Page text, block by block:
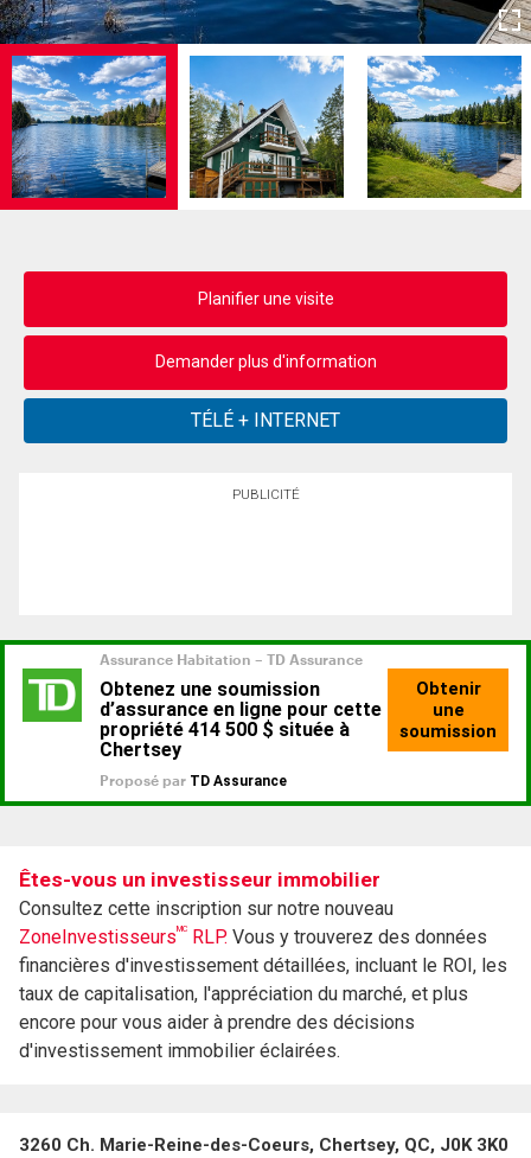
Planifier une visite
Demander plus d'information
PUBLICITÉ
Êtes-vous un investisseur immobilier
Consultez cette inscription sur notre nouveau
ZoneInvestisseursMC RLP. Vous y trouverez des données
financières d'investissement détaillées, incluant le ROI, les
taux de capitalisation, l'appréciation du marché, et plus
encore pour vous aider à prendre des décisions
d'investissement immobilier éclairées.
3260 Ch. Marie-Reine-des-Coeurs, Chertsey, QC, J0K 3K0